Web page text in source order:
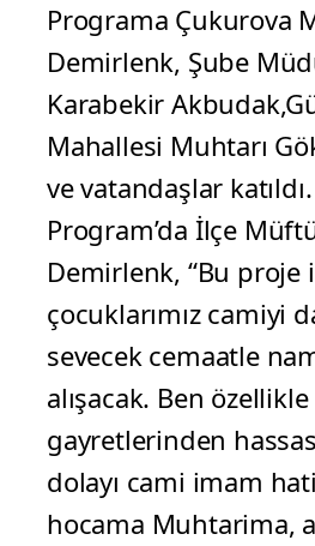
Programa Çukurova
Demirlenk, Şube
Karabekir
Mahallesi Muhtarı
ve vatandaşlar katıldı.
Program’da İlçe
Demirlenk, “Bu proje
çocuklarımız camiyi
sevecek cemaatle
alışacak. Ben özellikle
gayretlerinden
dolayı cami imam
hocama Muhtarima,